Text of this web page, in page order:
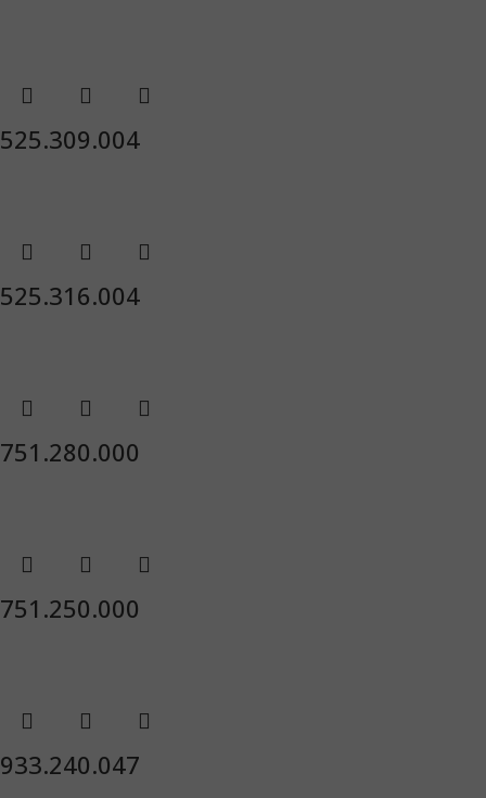
525.309.004
525.316.004
751.280.000
751.250.000
933.240.047